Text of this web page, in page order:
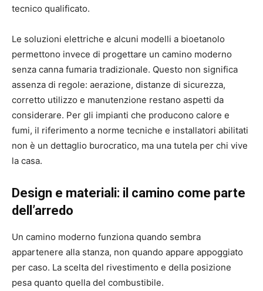
tecnico qualificato.
Le soluzioni elettriche e alcuni modelli a bioetanolo
permettono invece di progettare un camino moderno
senza canna fumaria tradizionale. Questo non significa
assenza di regole: aerazione, distanze di sicurezza,
corretto utilizzo e manutenzione restano aspetti da
considerare. Per gli impianti che producono calore e
fumi, il riferimento a norme tecniche e installatori abilitati
non è un dettaglio burocratico, ma una tutela per chi vive
la casa.
Design e materiali: il camino come parte
dell’arredo
Un camino moderno funziona quando sembra
appartenere alla stanza, non quando appare appoggiato
per caso. La scelta del rivestimento e della posizione
pesa quanto quella del combustibile.